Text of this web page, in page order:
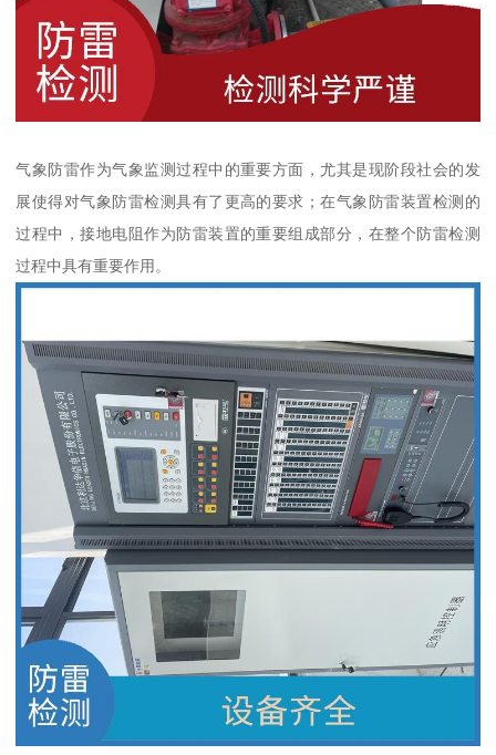
气象防雷作为气象监测过程中的重要方面，尤其是现阶段社会的发
展使得对气象防雷检测具有了更高的要求；在气象防雷装置检测的
过程中，接地电阻作为防雷装置的重要组成部分，在整个防雷检测
过程中具有重要作用。